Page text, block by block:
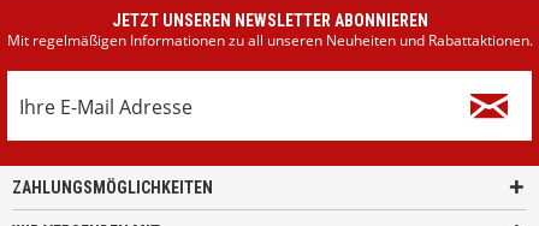
JETZT UNSEREN NEWSLETTER ABONNIEREN
Mit regelmäßigen Informationen zu all unseren Neuheiten und Rabattaktionen.
ZAHLUNGSMÖGLICHKEITEN